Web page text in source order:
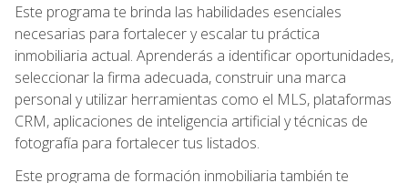
Este programa te brinda las habilidades esenciales
necesarias para fortalecer y escalar tu práctica
inmobiliaria actual. Aprenderás a identificar oportunidades,
seleccionar la firma adecuada, construir una marca
personal y utilizar herramientas como el MLS, plataformas
CRM, aplicaciones de inteligencia artificial y técnicas de
fotografía para fortalecer tus listados.
Este programa de formación inmobiliaria también te